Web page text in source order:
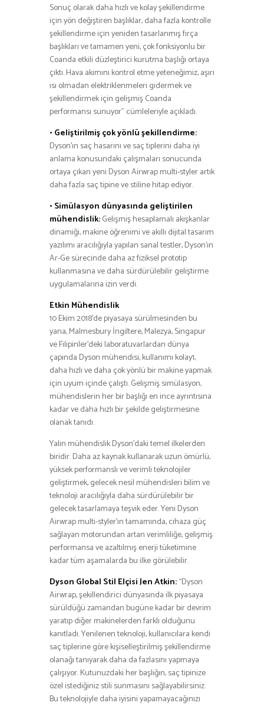
Sonuç olarak daha hızlı ve kolay şekillendirme
için yön değiştiren başlıklar, daha fazla kontrolle
şekillendirme için yeniden tasarlanmış fırça
başlıkları ve tamamen yeni, çok fonksiyonlu bir
Coanda etkili düzleştirici kurutma başlığı ortaya
çıktı. Hava akımını kontrol etme yeteneğimiz, aşırı
ısı olmadan elektriklenmeleri gidermek ve
şekillendirmek için gelişmiş Coanda
performansı sunuyor” cümleleriyle açıkladı.
• Geliştirilmiş çok yönlü şekillendirme:
Dyson’ın saç hasarını ve saç tiplerini daha iyi
anlama konusundaki çalışmaları sonucunda
ortaya çıkan yeni Dyson Airwrap multi-styler artık
daha fazla saç tipine ve stiline hitap ediyor.
• Simülasyon dünyasında geliştirilen
mühendislik:Gelişmiş hesaplamalı akışkanlar
dinamiği, makine öğrenimi ve akıllı dijital tasarım
yazılımı aracılığıyla yapılan sanal testler, Dyson’ın
Ar-Ge sürecinde daha az fiziksel prototip
kullanmasına ve daha sürdürülebilir geliştirme
uygulamalarına izin verdi.
Etkin Mühendislik
10 Ekim 2018’de piyasaya sürülmesinden bu
yana, Malmesbury İngiltere, Malezya, Singapur
ve Filipinler’deki laboratuvarlardan dünya
çapında Dyson mühendisi, kullanımı kolay1,
daha hızlı ve daha çok yönlü bir makine yapmak
için uyum içinde çalıştı. Gelişmiş simülasyon,
mühendislerin her bir başlığı en ince ayrıntısına
kadar ve daha hızlı bir şekilde geliştirmesine
olanak tanıdı.
Yalın mühendislik Dyson’daki temel ilkelerden
biridir. Daha az kaynak kullanarak uzun ömürlü,
yüksek performanslı ve verimli teknolojiler
geliştirmek, gelecek nesil mühendisleri bilim ve
teknoloji aracılığıyla daha sürdürülebilir bir
gelecek tasarlamaya teşvik eder. Yeni Dyson
Airwrap multi-styler’ın tamamında, cihaza güç
sağlayan motorundan artan verimliliğe, gelişmiş
performansa ve azaltılmış enerji tüketimine
kadar tüm aşamalarda bu ilke görülebilir.
Dyson Global Stil Elçisi Jen Atkin:“Dyson
Airwrap, şekillendirici dünyasında ilk piyasaya
sürüldüğü zamandan bugüne kadar bir devrim
yaratıp diğer makinelerden farklı olduğunu
kanıtladı. Yenilenen teknoloji, kullanıcılara kendi
saç tiplerine göre kişiselleştirilmiş şekillendirme
olanağı tanıyarak daha da fazlasını yapmaya
çalışıyor. Kutunuzdaki her başlığın, saç tipinize
özel istediğiniz stili sunmasını sağlayabilirsiniz.
Bu teknolojiyle daha iyisini yapamayacağınızı